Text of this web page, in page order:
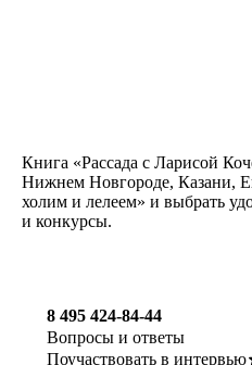
Книга «Рассада с Ларисой
Нижнем Новгороде, Казани,
холим и лелеем» и выбрать
и конкурсы.
8 495 424-84-44
Вопросы и ответы
Поучаствовать в интервью